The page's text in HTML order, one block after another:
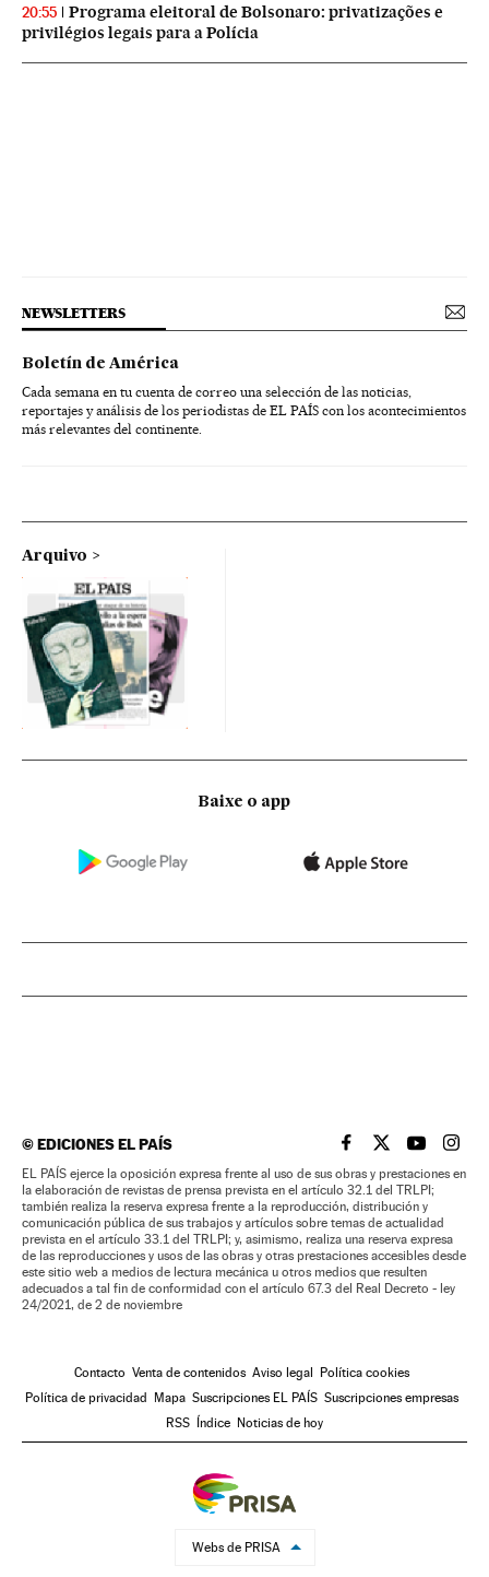
20:55
Programa eleitoral de Bolsonaro: privatizações e
privilégios legais para a Polícia
NEWSLETTERS
Boletín de América
Cada semana en tu cuenta de correo una selección de las noticias,
reportajes y análisis de los periodistas de EL PAÍS con los acontecimientos
más relevantes del continente.
Arquivo
Baixe o app
©EDICIONES EL PAÍS EL PAÍS BRASIL EN
EL PAÍSEL PAÍS
EL
EL PAÍS ejerce la oposición expresa frente al uso de sus obras y prestaciones en
la elaboración de revistas de prensa prevista en el artículo 32.1 del TRLPI;
también realiza la reserva expresa frente a la reproducción, distribución y
comunicación pública de sus trabajos y artículos sobre temas de actualidad
prevista en el artículo 33.1 del TRLPI; y, asimismo, realiza una reserva expresa
de las reproducciones y usos de las obras y otras prestaciones accesibles desde
este sitio web a medios de lectura mecánica u otros medios que resulten
adecuados a tal fin de conformidad con el artículo 67.3 del Real Decreto - ley
24/2021, de 2 de noviembre
Contacto Venta de contenidos Aviso legal
Política cookies
Política de privacidad
Mapa Suscripciones EL PAÍS Suscripciones empresas
RSS
Índice Noticias de hoy
Webs de PRISA